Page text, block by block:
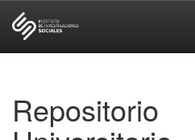
Repositorio